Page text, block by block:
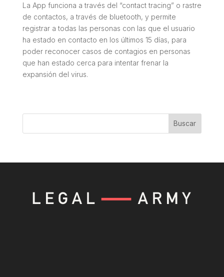
La App funciona a través del “contact tracing” o rastre
de contactos, a través de bluetooth, y permite
registrar a todas las personas con las que el usuario
ha estado en contacto en los últimos 15 días, para
poder reconocer casos de contagios en personas
que han estado cerca para intentar frenar la
expansión del virus.
Buscar